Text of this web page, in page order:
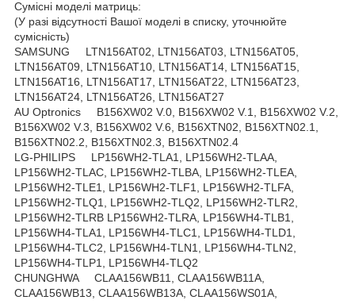
Сумісні моделі матриць:
(У разі відсутності Вашої моделі в списку, уточнюйте
сумісність)
SAMSUNG LTN156AT02, LTN156AT03, LTN156AT05,
LTN156AT09, LTN156AT10, LTN156AT14, LTN156AT15,
LTN156AT16, LTN156AT17, LTN156AT22, LTN156AT23,
LTN156AT24, LTN156AT26, LTN156AT27
AU Optronics B156XW02 V.0, B156XW02 V.1, B156XW02 V.2,
B156XW02 V.3, B156XW02 V.6, B156XTN02, B156XTN02.1,
B156XTN02.2, B156XTN02.3, B156XTN02.4
LG-PHILIPS LP156WH2-TLA1, LP156WH2-TLAA,
LP156WH2-TLAC, LP156WH2-TLBA, LP156WH2-TLEA,
LP156WH2-TLE1, LP156WH2-TLF1, LP156WH2-TLFA,
LP156WH2-TLQ1, LP156WH2-TLQ2, LP156WH2-TLR2,
LP156WH2-TLRB LP156WH2-TLRA, LP156WH4-TLB1,
LP156WH4-TLA1, LP156WH4-TLC1, LP156WH4-TLD1,
LP156WH4-TLC2, LP156WH4-TLN1, LP156WH4-TLN2,
LP156WH4-TLP1, LP156WH4-TLQ2
CHUNGHWA CLAA156WB11, CLAA156WB11A,
CLAA156WB13, CLAA156WB13A, CLAA156WS01A,